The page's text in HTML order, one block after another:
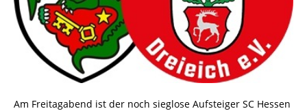
Am Freitagabend ist der noch sieglose Aufsteiger SC Hessen